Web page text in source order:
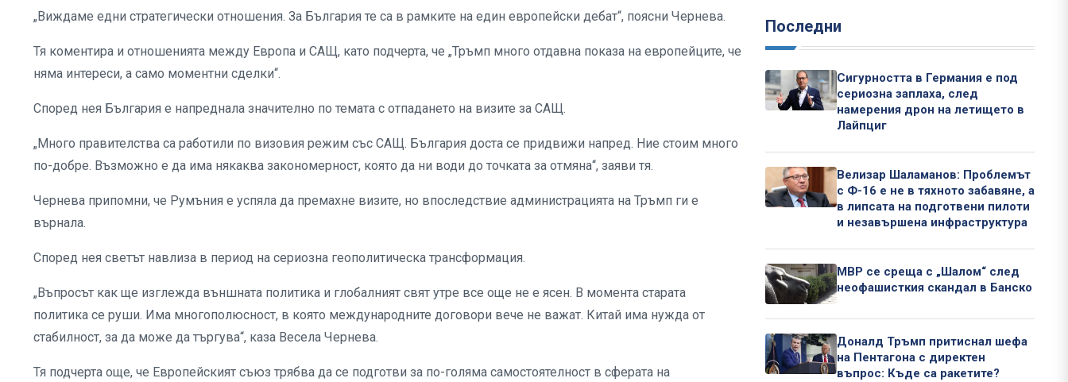
„Виждаме едни стратегически отношения. За България те са в рамките на един европейски дебат“, поясни Чернева.
Тя коментира и отношенията между Европа и САЩ, като подчерта, че „Тръмп много отдавна показа на европейците, че
няма интереси, а само моментни сделки“.
Според нея България е напреднала значително по темата с отпадането на визите за САЩ.
„Много правителства са работили по визовия режим със САЩ. България доста се придвижи напред. Ние стоим много
по-добре. Възможно е да има някаква закономерност, която да ни води до точката за отмяна“, заяви тя.
Чернева припомни, че Румъния е успяла да премахне визите, но впоследствие администрацията на Тръмп ги е
върнала.
Според нея светът навлиза в период на сериозна геополитическа трансформация.
„Въпросът как ще изглежда външната политика и глобалният свят утре все още не е ясен. В момента старата
политика се руши. Има многополюсност, в която международните договори вече не важат. Китай има нужда от
стабилност, за да може да търгува“, каза Весела Чернева.
Тя подчерта още, че Европейският съюз трябва да се подготви за по-голяма самостоятелност в сферата на
Последни
Сигурността в Германия е под
сериозна заплаха, след
намерения дрон на летището в
Лайпциг
Велизар Шаламанов: Проблемът
с Ф-16 е не в тяхното забавяне, а
в липсата на подготвени пилоти
и незавършена инфраструктура
МВР се среща с „Шалом“ след
неофашисткия скандал в Банско
Доналд Тръмп притиснал шефа
на Пентагона с директен
въпрос: Къде са ракетите?